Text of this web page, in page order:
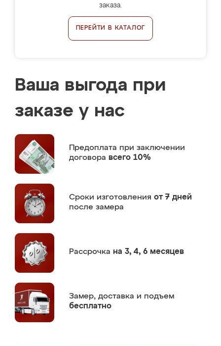
заказа.
ПЕРЕЙТИ В КАТАЛОГ
Ваша выгода при
заказе у нас
Предоплата при заключении
договора всего 10%
Сроки изготовления от 7 дней
после замера
Рассрочка на 3, 4, 6 месяцев
Замер, доставка и подъем
бесплатно